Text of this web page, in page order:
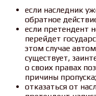
если наследник
обратное
если претендент
перейдет
этом случае
существует,
о своих правах
причины пропуска;
отказаться от